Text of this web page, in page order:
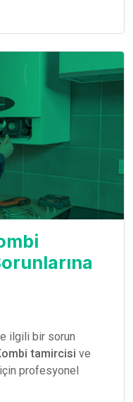
ilgili bir sorun
tamircisi ve
profesyonel